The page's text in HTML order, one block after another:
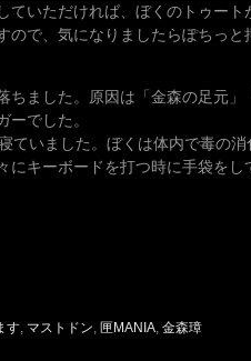
ていただければ、ぼくのトゥー
ので、気になりましたらぽちっと
ちました。原因は「金森の足元
ーでした。
ていました。ぼくは体内で毒の消
にキーボードを打つ時に手袋をし
す, マストドン, 匣MANIA, 金森璋